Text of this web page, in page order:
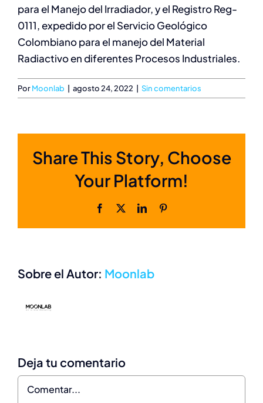
para el Manejo del Irradiador, y el Registro Reg-
0111, expedido por el Servicio Geológico
Colombiano para el manejo del Material
Radiactivo en diferentes Procesos Industriales.
PorMoonlab agosto 24, 2022 Sin comentarios
Share This Story, Choose
Your Platform!
Facebook LinkedIn
Sobre el Autor: Moonlab
Deja tu comentario
Comentar